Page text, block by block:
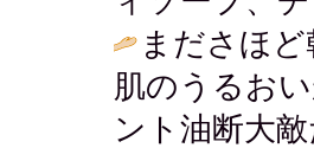
まださほ
肌のうるお
ント油断大